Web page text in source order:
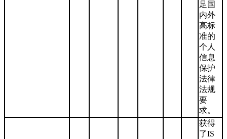
足国
内外
高标
准的
个人
信息
保护
法律
法规
要
求。
获得
了IS